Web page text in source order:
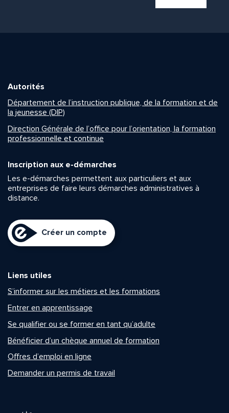
Autorités
Département de l’instruction publique, de la formation et de
la jeunesse (DIP)
Direction Générale de l’office pour l’orientation, la formation
professionnelle et continue
Inscription aux e-démarches
Les e-démarches permettent aux particuliers et aux
entreprises de faire leurs démarches administratives à
distance.
Créer un compte
Liens utiles
S’informer sur les métiers et les formations
Entrer en apprentissage
Se qualifier ou se former en tant qu’adulte
Bénéficier d’un chèque annuel de formation
Offres d’emploi en ligne
Demander un permis de travail